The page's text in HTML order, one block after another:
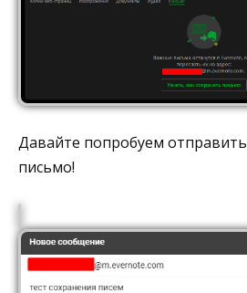
Давайте попробуем
письмо!